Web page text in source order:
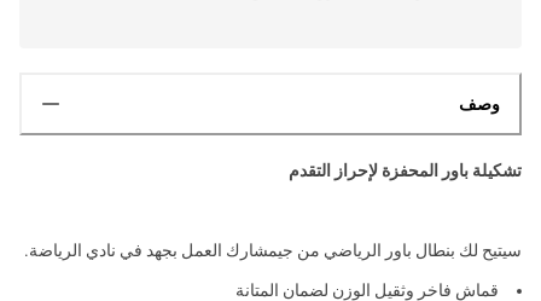
وصف
تشكيلة باور المحفزة لإحراز التقدم
سيتيح لك بنطال باور الرياضي من جيمشارك العمل بجهد في نادي الرياضة.
قماش فاخر وثقيل الوزن لضمان المتانة